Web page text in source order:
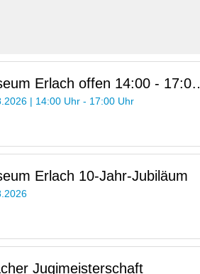
Erlach offen 14:00 - 17:00
| 14:00 Uhr - 17:00 Uhr
Erlach 10-Jahr-Jubiläum
Jugimeisterschaft